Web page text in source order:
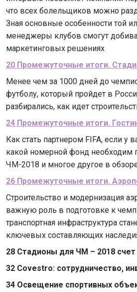
что всех болельщиков можно
Зная основные особенности той
менеджеры клубов смогут
маркетинговых решениях
20 Промежуточные итоги.
Менее чем за 1000 дней до
футболу, который пройдет в
разбирались, как идет
24 Промежуточные итоги.
Как стать партнером FIFA, если у
какой номерной фонд необходим
ЧМ-2018 и многое другое в
26 Промежуточные итоги.
Строительство и модернизация
важную роль в подготовке к
транспортная инфраструктура
ключевых составляющих
28 Стадионы для ЧМ – 2018 счет
32 Covestro: сотрудничество,
34 Освещение спортивных